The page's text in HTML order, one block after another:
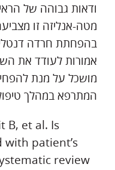
ודאות גבוהה של
מטה-אנליזה זו
בהפחתת חרדה
אמורות לעודד את
מושכל על מנת
המתרפא במהלך
B, et al. Is
patient’s
review